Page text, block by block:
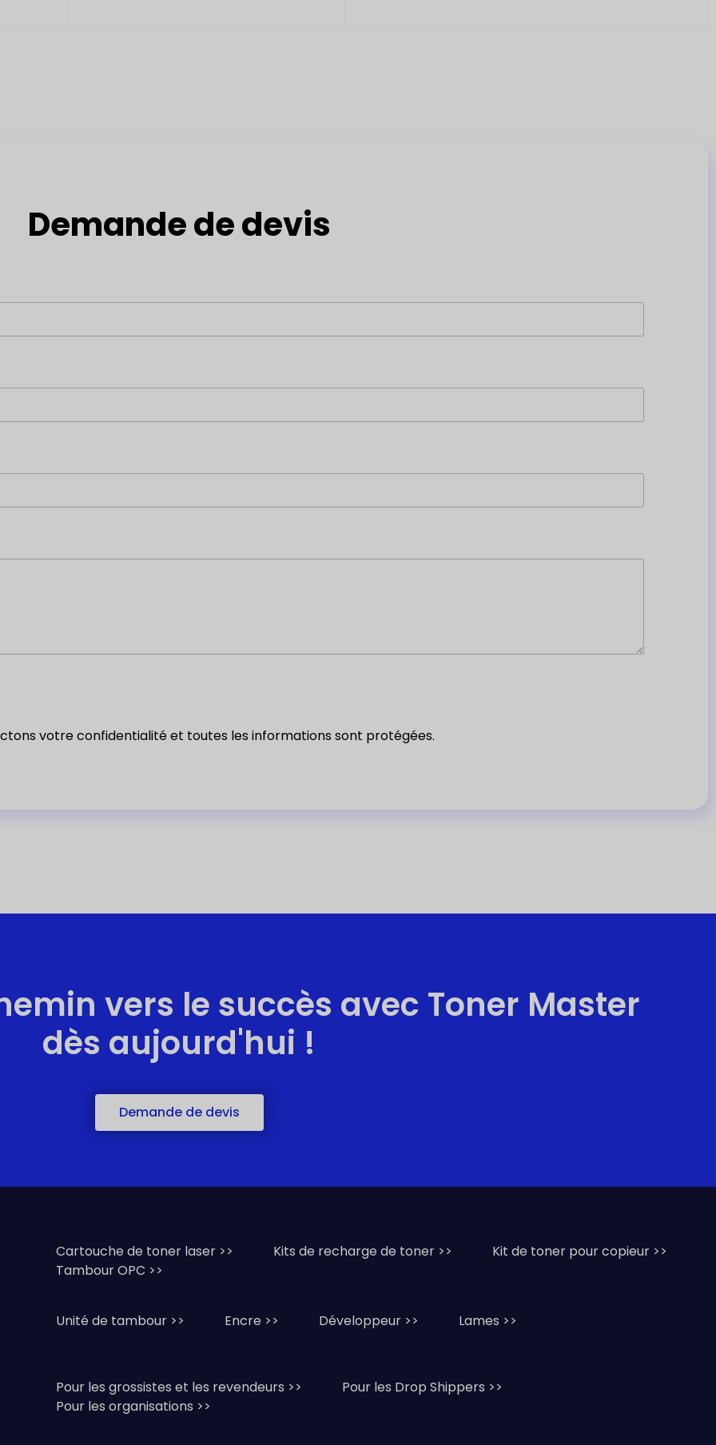
Demande de devis
votre confidentialité et toutes les informations sont protégées.
vers le succès avec Toner Master
dès aujourd'hui !
Demande de devis
Cartouche de toner laser >> Kits de recharge de toner >>
Kit de toner pour copieur >>
Tambour OPC >>
Unité de tambour >> Encre >> Développeur >> Lames >>
Pour les grossistes et les revendeurs >>
Pour les Drop Shippers >>
Pour les organisations >>